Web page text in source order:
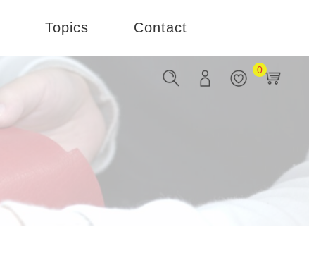
Topics
お知らせ
Contact
お問い合わせ 0